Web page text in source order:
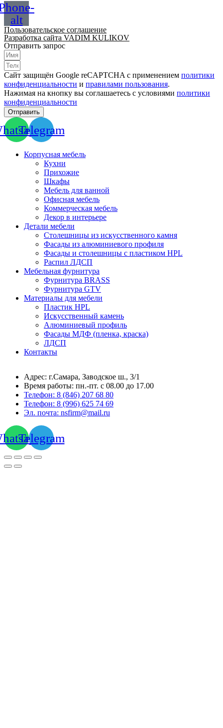
alt
Пользовательское соглашение
Разработка сайта VADIM KULIKOV
Отправить запрос
Сайт защищён Google reCAPTCHA с применением политики
конфиденциальности и правилами пользования.
Нажимая на кнопку вы соглашаетесь с условиями политики
конфиденциальности
Отправить
Telegram
Корпусная мебель
Кухни
Прихожие
Шкафы
Мебель для ванной
Офисная мебель
Коммерческая мебель
Декор в интерьере
Детали мебели
Столешницы из искусственного камня
Фасады из алюминиевого профиля
Фасады и столешницы с пластиком HPL
Распил ЛДСП
Мебельная фурнитура
Фурнитура BRASS
Фурнитура GTV
Материалы для мебели
Пластик HPL
Искусственный камень
Алюминиевый профиль
Фасады МДФ (пленка, краска)
ЛДСП
Контакты
Адрес: г.Самара, Заводское ш., 3/1
Время работы: пн.-пт. с 08.00 до 17.00
Телефон: 8 (846) 207 68 80
Телефон: 8 (996) 625 74 69
Эл. почта: nsfirm@mail.ru
Telegram